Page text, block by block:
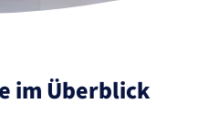
im Überblick